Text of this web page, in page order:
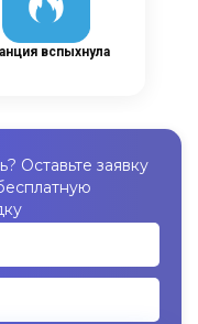
вспыхнула
Оставьте заявку